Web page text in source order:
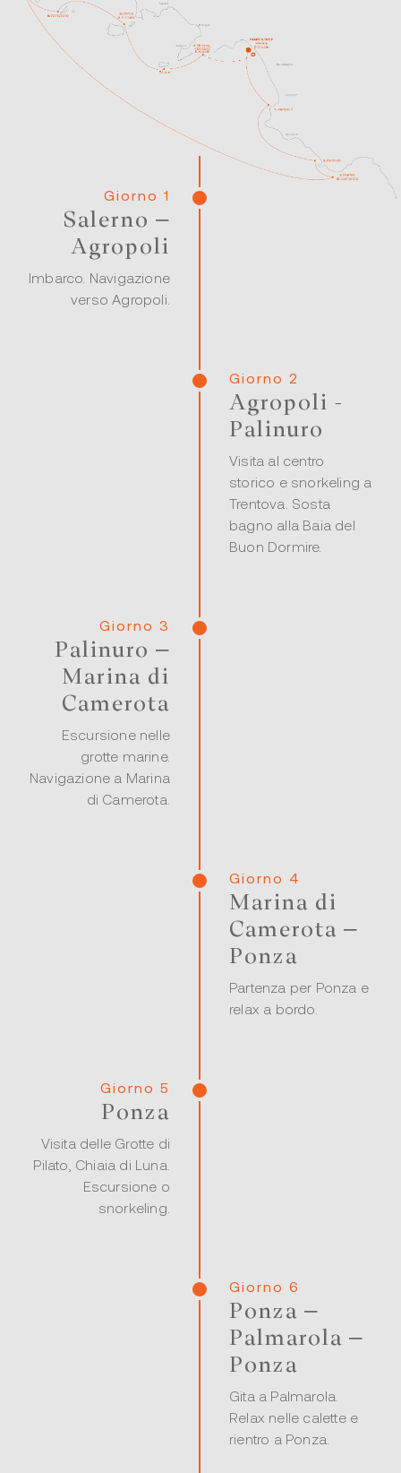
Giorno 1
Salerno –
Agropoli
Imbarco. Navigazione
verso Agropoli.
Giorno 2
Agropoli -
Palinuro
Visita al centro
storico e snorkeling a
Trentova. Sosta
bagno alla Baia del
Buon Dormire.
Giorno 3
Palinuro –
Marina di
Camerota
Escursione nelle
grotte marine.
Navigazione a Marina
di Camerota.
Giorno 4
Marina di
Camerota –
Ponza
Partenza per Ponza e
relax a bordo.
Giorno 5
Ponza
Visita delle Grotte di
Pilato, Chiaia di Luna.
Escursione o
snorkeling.
Giorno 6
Ponza –
Palmarola –
Ponza
Gita a Palmarola.
Relax nelle calette e
rientro a Ponza.